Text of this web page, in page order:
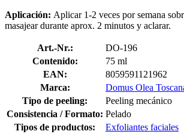
Aplicación: Aplicar 1-2 veces por semana
masajear durante aprox. 2 minutos y aclarar.
Art.-Nr.:
DO-196
Contenido:
75 ml
EAN:
8059591121962
Marca:
Domus Olea
Tipo de peeling:
Peeling mecánico
Consistencia / Formato: Pelado
Tipos de productos:
Exfoliantes faciales